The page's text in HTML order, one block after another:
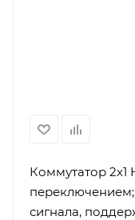
Коммутатор 2х1
сигнала,